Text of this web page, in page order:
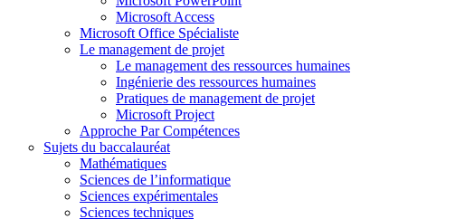
Microsoft Access
Microsoft Office Spécialiste
Le management de projet
Le management des ressources humaines
Ingénierie des ressources humaines
Pratiques de management de projet
Microsoft Project
Approche Par Compétences
Sujets du baccalauréat
Mathématiques
Sciences de l’informatique
Sciences expérimentales
Sciences techniques